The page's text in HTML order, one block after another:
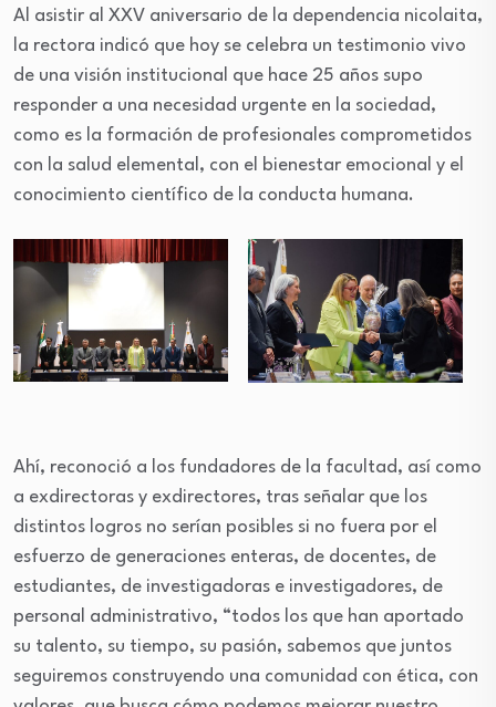
Al asistir al XXV aniversario de la dependencia nicolaita,
la rectora indicó que hoy se celebra un testimonio vivo
de una visión institucional que hace 25 años supo
responder a una necesidad urgente en la sociedad,
como es la formación de profesionales comprometidos
con la salud elemental, con el bienestar emocional y el
conocimiento científico de la conducta humana.
Ahí, reconoció a los fundadores de la facultad, así como
a exdirectoras y exdirectores, tras señalar que los
distintos logros no serían posibles si no fuera por el
esfuerzo de generaciones enteras, de docentes, de
estudiantes, de investigadoras e investigadores, de
personal administrativo, “todos los que han aportado
su talento, su tiempo, su pasión, sabemos que juntos
seguiremos construyendo una comunidad con ética, con